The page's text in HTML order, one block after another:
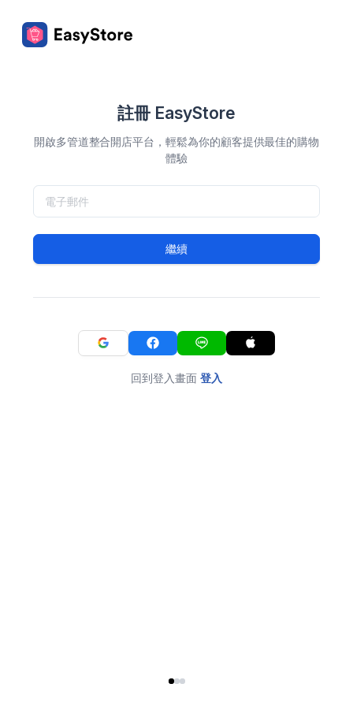
註冊 EasyStore
開啟多管道整合開店平台，輕鬆為你的顧客提供最佳的購物
體驗
繼續
回到登入畫面 登入